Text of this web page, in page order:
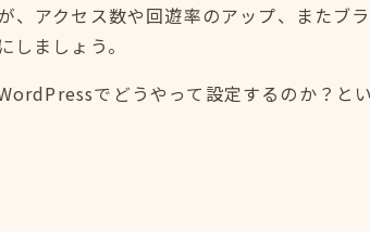
アクセス数や回遊率のアップ、またブ
ましょう。
でどうやって設定するのか？と